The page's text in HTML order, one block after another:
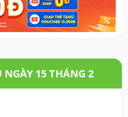
NGÀY 15 THÁNG 2